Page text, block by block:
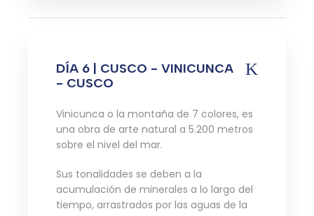
DÍA 6 | CUSCO - VINICUNCA
- CUSCO
Vinicunca o la montaña de 7 colores, es
una obra de arte natural a 5.200 metros
sobre el nivel del mar.
Sus tonalidades se deben a la
acumulación de minerales a lo largo del
tiempo, arrastrados por las aguas de la